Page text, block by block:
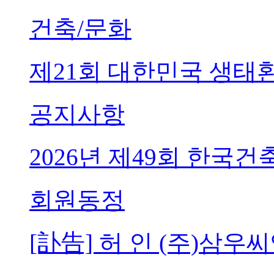
건축/문화
제21회 대한민국 생태
공지사항
2026년 제49회 한국건
회원동정
[訃告] 허 인 (주)삼우